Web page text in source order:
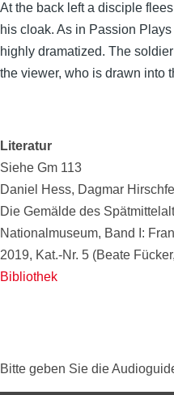
At the back left a disciple
his cloak. As in Passion
highly dramatized. The
the viewer, who is drawn into
Literatur
Siehe Gm 113
Daniel Hess, Dagmar
Die Gemälde des
Nationalmuseum, Band I:
2019, Kat.-Nr. 5 (Beate
Bibliothek
Bitte geben Sie die